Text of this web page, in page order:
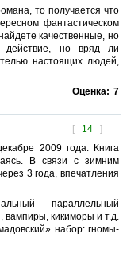
то получается что
фантастическом
качественные, но
действие, но вряд ли
настоящих людей,
Оценка: 7
[ 14 ]
2009 года. Книга
В связи с зимним
3 года, впечатления
параллельный
кикиморы и т.д.
набор: гномы-